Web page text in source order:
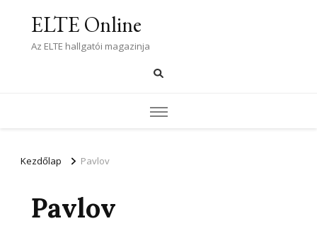
ELTE Online
Az ELTE hallgatói magazinja
Kezdőlap Pavlov
Pavlov